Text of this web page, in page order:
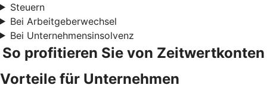
Steuern
Bei Arbeitgeberwechsel
Bei Unternehmensinsolvenz
So profitieren Sie von Zeitwertkonten
Vorteile für Unternehmen